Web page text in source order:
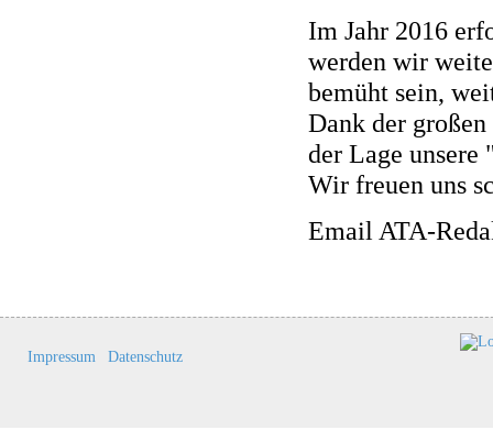
Im Jahr 2016
werden wir
bemüht sein,
Dank der
der Lage
Wir freuen uns
Email ATA-
Impressum Datenschutz